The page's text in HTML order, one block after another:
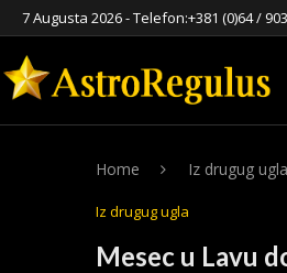
7 Augusta 2026 - Telefon:+381 (0)64 /
Home Iz drugug ugla
Iz drugug ugla
Mesec u Lavu